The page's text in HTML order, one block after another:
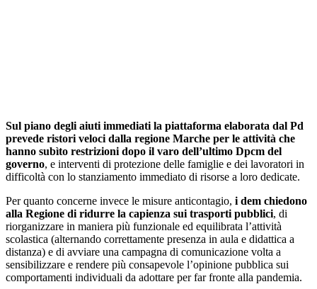
Sul piano degli aiuti immediati la piattaforma elaborata dal Pd
prevede ristori veloci dalla regione Marche per le attività che
hanno subìto restrizioni dopo il varo dell’ultimo Dpcm del
governo, e interventi di protezione delle famiglie e dei lavoratori in
difficoltà con lo stanziamento immediato di risorse a loro dedicate.
Per quanto concerne invece le misure anticontagio, i dem chiedono
alla Regione di ridurre la capienza sui trasporti pubblici, di
riorganizzare in maniera più funzionale ed equilibrata l’attività
scolastica (alternando correttamente presenza in aula e didattica a
distanza) e di avviare una campagna di comunicazione volta a
sensibilizzare e rendere più consapevole l’opinione pubblica sui
comportamenti individuali da adottare per far fronte alla pandemia.